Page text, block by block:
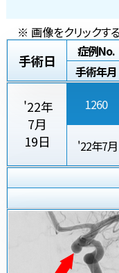
※ 画像をクリックす
手術日
症例No.
手術年月
'22年
7月
19日
1260
'22年7月